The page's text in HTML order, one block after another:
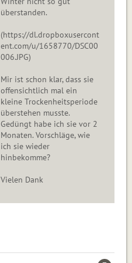
überstanden.
(https://dl.dropboxusercont
ent.com/u/1658770/DSC00
006.JPG)
Mir ist schon klar, dass sie
offensichtlich mal ein
kleine Trockenheitsperiode
überstehen musste.
Gedüngt habe ich sie vor 2
Monaten. Vorschläge, wie
ich sie wieder
hinbekomme?
Vielen Dank